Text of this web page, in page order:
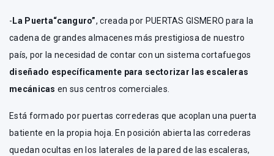
- La Puerta“canguro”, creada por PUERTAS GISMERO para la
cadena de grandes almacenes más prestigiosa de nuestro
país, por la necesidad de contar con un sistema cortafuegos
diseñado específicamente para sectorizar las escaleras
mecánicasen sus centros comerciales.
Está formado por puertas correderas que acoplan una puerta
batiente en la propia hoja. En posición abierta las correderas
quedan ocultas en los laterales de la pared de las escaleras,